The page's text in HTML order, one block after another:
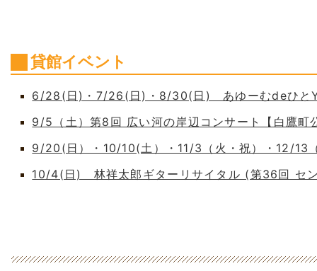
貸館イベント
6/28(日)・7/26(日)・8/30(日) あゆーむdeひと
9/5（土）第8回 広い河の岸辺コンサート【白鷹町
9/20(日）・10/10(土）・11/3（火・祝）・12/
10/4(日) 林祥太郎ギターリサイタル (第36回 セ